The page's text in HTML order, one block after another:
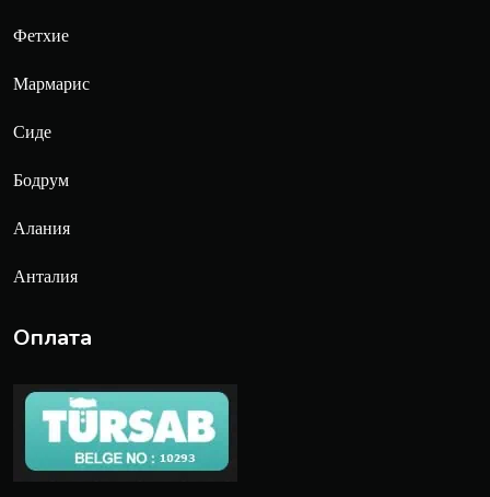
Фетхие
Мармарис
Сиде
Бодрум
Алания
Анталия
Оплата